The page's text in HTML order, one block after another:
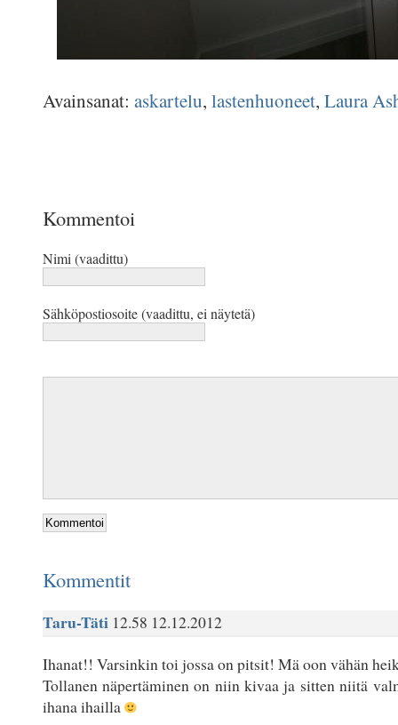
Avainsanat: askartelu, lastenhuoneet, Laura
Kommentoi
Nimi (vaadittu)
Sähköpostiosoite (vaadittu, ei näytetä)
Kommentit
Taru-Täti12.58 12.12.2012
Ihanat!! Varsinkin toi jossa on pitsit! Mä oon vähän
Tollanen näpertäminen on niin kivaa ja sitten niitä
ihana ihailla